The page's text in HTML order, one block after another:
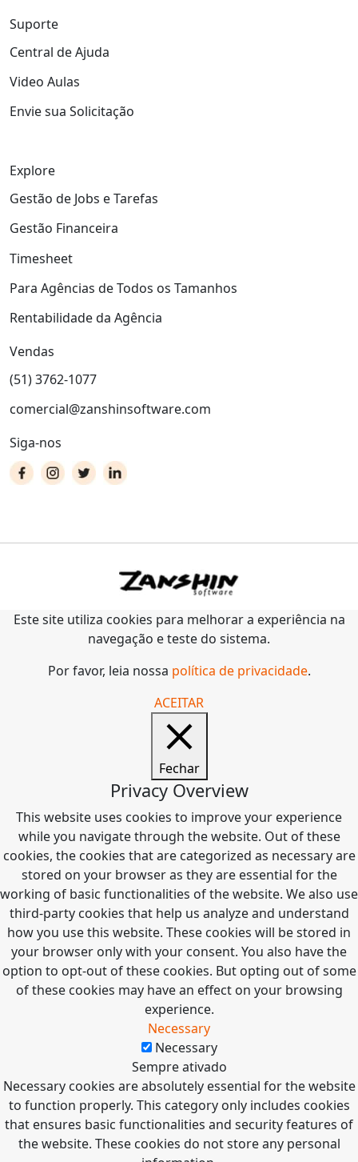
Suporte
Central de Ajuda
Video Aulas
Envie sua Solicitação
Explore
Gestão de Jobs e Tarefas
Gestão Financeira
Timesheet
Para Agências de Todos os Tamanhos
Rentabilidade da Agência
Vendas
(51) 3762-1077
comercial@zanshinsoftware.com
Siga-nos
Este site utiliza cookies para melhorar a experiência na
navegação e teste do sistema.
Por favor, leia nossa política de privacidade.
ACEITAR
Fechar
Privacy Overview
This website uses cookies to improve your experience
while you navigate through the website. Out of these
cookies, the cookies that are categorized as necessary are
stored on your browser as they are essential for the
working of basic functionalities of the website. We also use
third-party cookies that help us analyze and understand
how you use this website. These cookies will be stored in
your browser only with your consent. You also have the
option to opt-out of these cookies. But opting out of some
of these cookies may have an effect on your browsing
experience.
Necessary
Necessary
Sempre ativado
Necessary cookies are absolutely essential for the website
to function properly. This category only includes cookies
that ensures basic functionalities and security features of
the website. These cookies do not store any personal